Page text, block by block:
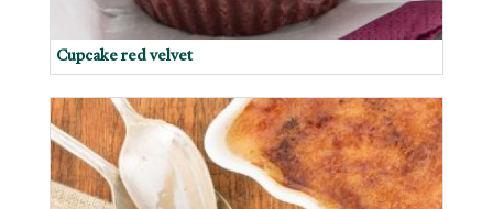
Cupcake red velvet